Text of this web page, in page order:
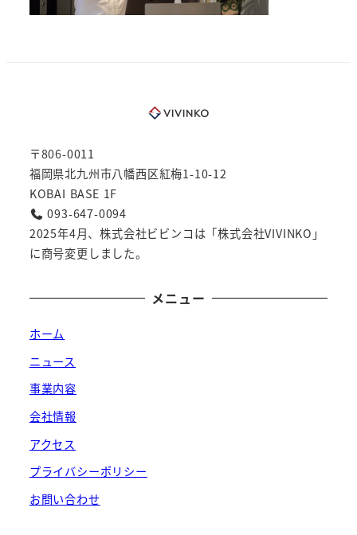
〒806-0011
福岡県北九州市八幡西区紅梅1-10-12
KOBAI BASE 1F
093-647-0094
2025年4月、株式会社ビビンコは「株式会社VIVINKO」
に商号変更しました。
メニュー
ホーム
ニュース
事業内容
会社情報
アクセス
プライバシーポリシー
お問い合わせ